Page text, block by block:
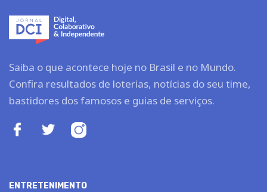
Saiba o que acontece hoje no Brasil e no Mundo.
Confira resultados de loterias, notícias do seu time,
bastidores dos famosos e guias de serviços.
ENTRETENIMENTO